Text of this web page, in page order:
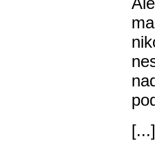
[...]